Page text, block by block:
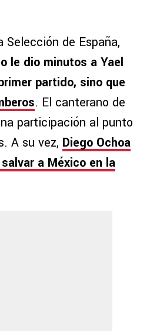
Selección de España,
le dio minutos a Yael
partido, sino que
. El canterano de
participación al punto
A su vez, Diego Ochoa
a México en la